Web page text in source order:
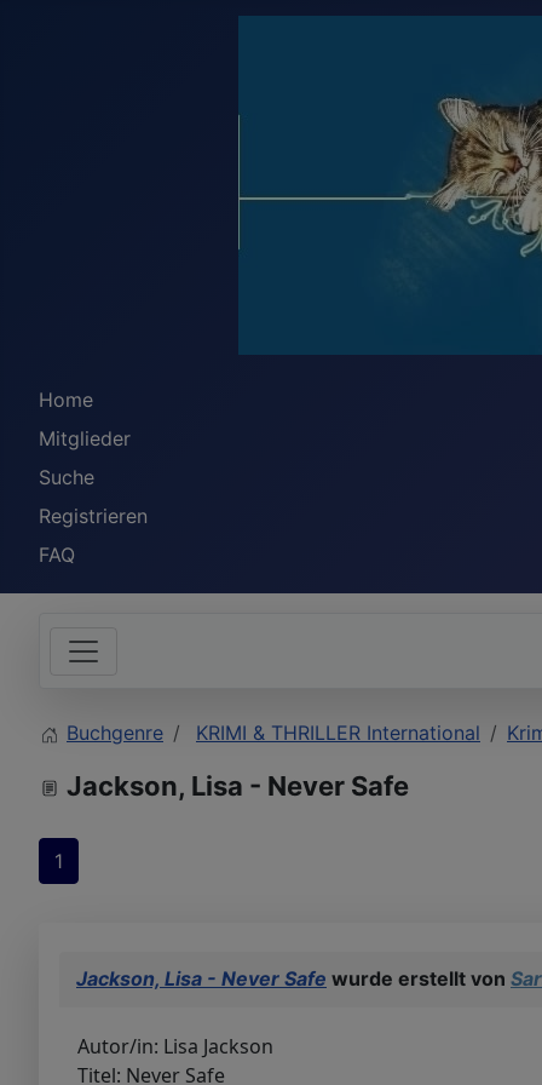
Home
Mitglieder
Suche
Registrieren
FAQ
Buchgenre KRIMI & THRILLER International
Jackson, Lisa - Never Safe
1
Jackson, Lisa - Never Safe wurde erstellt von
Autor/in: Lisa Jackson
Titel: Never Safe